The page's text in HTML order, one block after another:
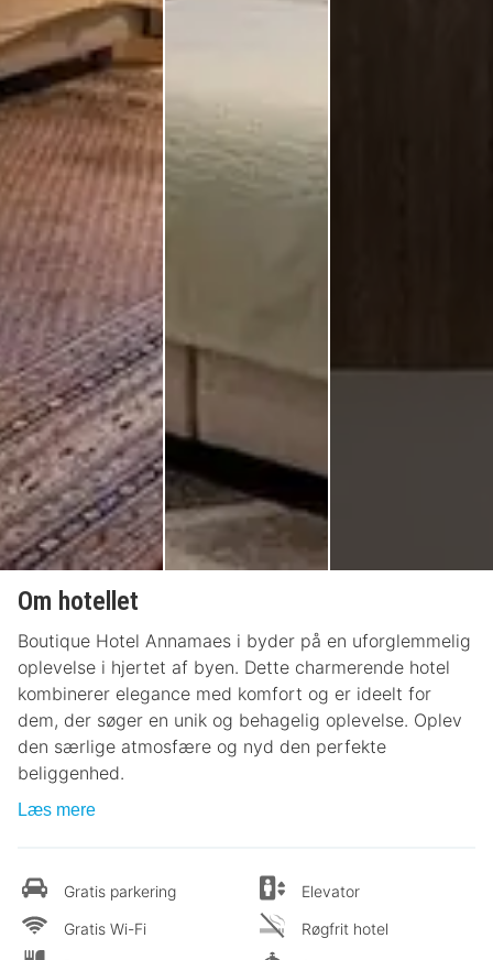
Om hotellet
Boutique Hotel Annamaes i byder på en uforglemmelig
oplevelse i hjertet af byen. Dette charmerende hotel
kombinerer elegance med komfort og er ideelt for
dem, der søger en unik og behagelig oplevelse. Oplev
den særlige atmosfære og nyd den perfekte
beliggenhed.
Læs mere
Gratis parkering
Gratis Wi-Fi
Elevator
Røgfrit hotel